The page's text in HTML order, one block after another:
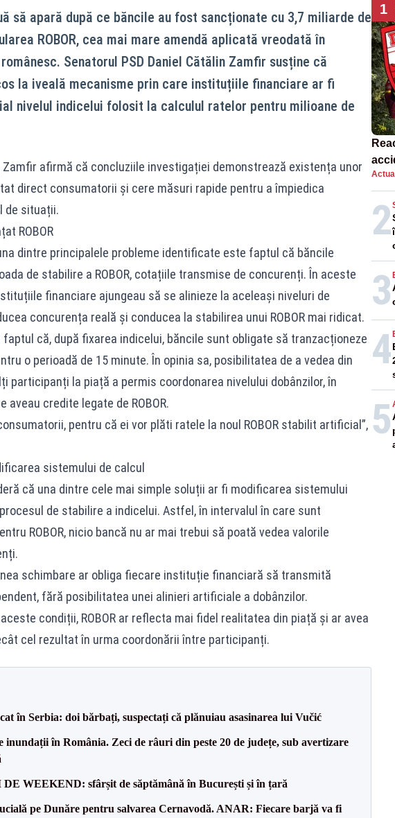
să apară după ce băncile au fost sancționate cu 3,7 miliarde de
ROBOR, cea mai mare amendă aplicată vreodată în
Senatorul PSD Daniel Cătălin Zamfir susține că
la iveală mecanisme prin care instituțiile financiare ar fi
nivelul indicelui folosit la calculul ratelor pentru milioane de
afirmă că concluziile investigației demonstrează existența unor
direct consumatorii și cere măsuri rapide pentru a împiedica
de situații.
ROBOR
dintre principalele probleme identificate este faptul că băncile
de stabilire a ROBOR, cotațiile transmise de concurenți. În aceste
financiare ajungeau să se alinieze la aceleași niveluri de
concurența reală și conducea la stabilirea unui ROBOR mai ridicat.
că, după fixarea indicelui, băncile sunt obligate să tranzacționeze
o perioadă de 15 minute. În opinia sa, posibilitatea de a vedea din
participanți la piață a permis coordonarea nivelului dobânzilor, în
aveau credite legate de ROBOR.
pentru că ei vor plăti ratele la noul ROBOR stabilit artificial”,
sistemului de calcul
că una dintre cele mai simple soluții ar fi modificarea sistemului
de stabilire a indicelui. Astfel, în intervalul în care sunt
ROBOR, nicio bancă nu ar mai trebui să poată vedea valorile
schimbare ar obliga fiecare instituție financiară să transmită
fără posibilitatea unei alinieri artificiale a dobânzilor.
condiții, ROBOR ar reflecta mai fidel realitatea din piață și ar avea
cel rezultat în urma coordonării între participanți.
în Serbia: doi bărbați, suspectați că plănuiau asasinarea lui Vučić
inundații în România. Zeci de râuri din peste 20 de județe, sub avertizare
WEEKEND: sfârșit de săptămână în București și în țară
pe Dunăre pentru salvarea Cernavodă. ANAR: Fiecare barjă va fi
1
ului
2
3
4
5